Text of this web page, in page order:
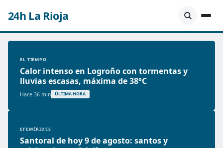
24h La Rioja
EL TIEMPO
Calor intenso en Logroño con tormentas y
lluvias escasas, máxima de 38°C
Hace 36 min ÚLTIMA HORA
EFEMÉRIDES
Santoral de hoy 9 de agosto: santos y